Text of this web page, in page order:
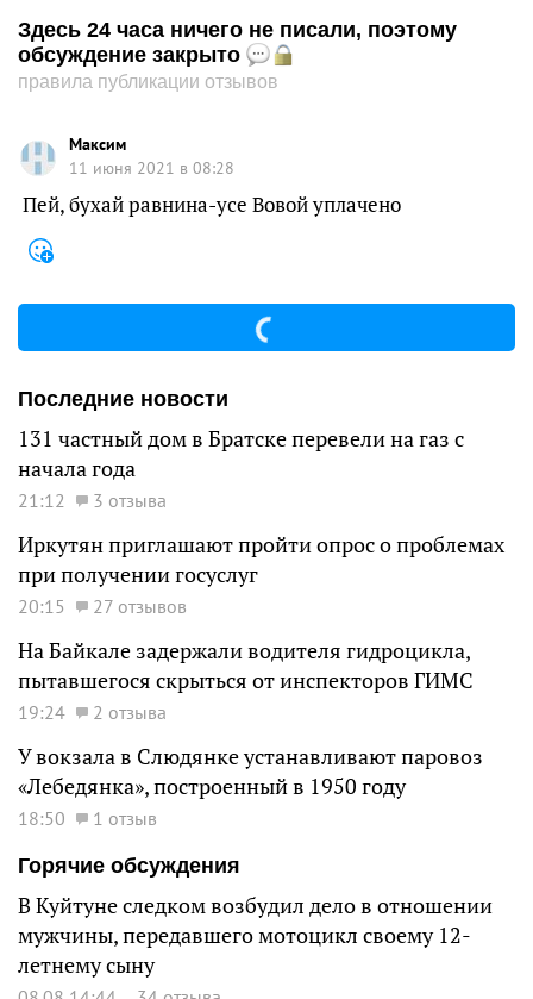
Здесь 24 часа ничего не писали, поэтому
обсуждение закрыто
правила публикации отзывов
Maксим
11 июня 2021 в 08:28
Пей, бухай равнина-усе Вовой уплачено
Последние новости
131 частный дом в Братске перевели на газ с
начала года
21:12 3 отзыва
Иркутян приглашают пройти опрос о проблемах
при получении госуслуг
20:15 27 отзывов
На Байкале задержали водителя гидроцикла,
пытавшегося скрыться от инспекторов ГИМС
19:24 2 отзыва
У вокзала в Слюдянке устанавливают паровоз
«Лебедянка», построенный в 1950 году
18:50
1 отзыв
Горячие обсуждения
В Куйтуне следком возбудил дело в отношении
мужчины, передавшего мотоцикл своему 12-
летнему сыну